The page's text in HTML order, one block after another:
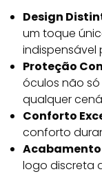
Design
um toque
indispensável
Proteção
óculos não
qualquer
Conforto
conforto
logo discreta